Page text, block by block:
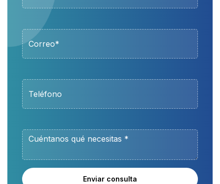
Enviar consulta